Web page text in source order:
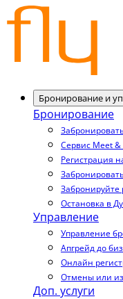
Бронирование и
Бронирование
Сервис Meet &
Регистрация
Забронируйте
Остановка в
Управление
Управление
Апгрейд до
Онлайн
Отмены или
Доп. услуги